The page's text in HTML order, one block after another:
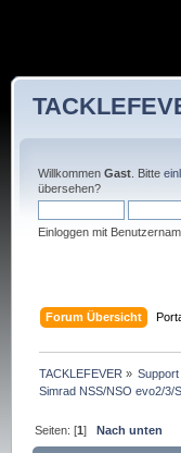
Willkommen Gast. Bitte
übersehen?
Einloggen mit
Forum Übersicht
TACKLEFEVER »
Simrad NSS/NSO evo2/3/
Seiten: [1]Nach unten